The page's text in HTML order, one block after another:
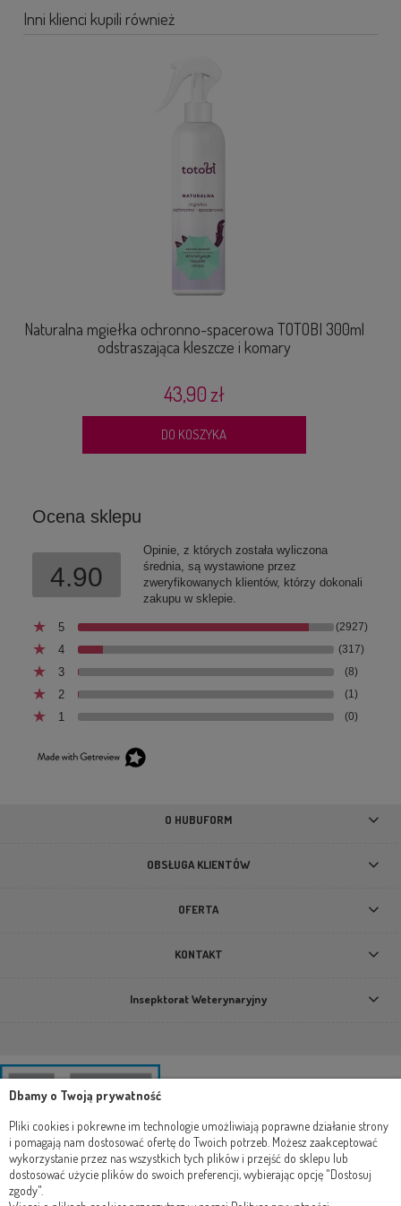
Inni klienci kupili również
Naturalna mgiełka ochronno-spacerowa TOTOBI 300ml
odstraszająca kleszcze i komary
43,90 zł
DO KOSZYKA
dla psa / kota Mubo Chlorhexidine & Aloe Vera Pet
Ocena sklepu
4.90
Opinie, z których została wyliczona
średnia, są wystawione przez
zweryfikowanych klientów, którzy dokonali
zakupu w sklepie.
5 (2927)
4 (317)
3 (8)
2 (1)
1 (0)
O HUBUFORM
OBSŁUGA KLIENTÓW
OFERTA
KONTAKT
Insepktorat Weterynaryjny
Dbamy o Twoją prywatność
Pliki cookies i pokrewne im technologie umożliwiają poprawne działanie strony
i pomagają nam dostosować ofertę do Twoich potrzeb. Możesz zaakceptować
wykorzystanie przez nas wszystkich tych plików i przejść do sklepu lub
dostosować użycie plików do swoich preferencji, wybierając opcję "Dostosuj
zgody".